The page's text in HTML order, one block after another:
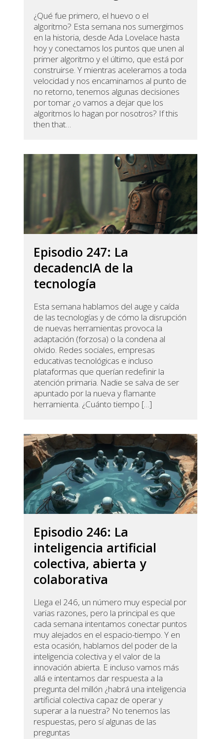
¿Qué fue primero, el huevo o el
algoritmo? Esta semana nos sumergimos
en la historia, desde Ada Lovelace hasta
hoy y conectamos los puntos que unen al
primer algoritmo y el último, que está por
construirse. Y mientras aceleramos a toda
velocidad y nos encaminamos al punto de
no retorno, tenemos algunas decisiones
por tomar ¿o vamos a dejar que los
algoritmos lo hagan por nosotros? If this
then that…
Episodio 247: La
decadencIA de la
tecnología
Esta semana hablamos del auge y caída
de las tecnologías y de cómo la disrupción
de nuevas herramientas provoca la
adaptación (forzosa) o la condena al
olvido. Redes sociales, empresas
educativas tecnológicas e incluso
plataformas que querían redefinir la
atención primaria. Nadie se salva de ser
apuntado por la nueva y flamante
herramienta. ¿Cuánto tiempo […]
Episodio 246: La
inteligencia artificial
colectiva, abierta y
colaborativa
Llega el 246, un número muy especial por
varias razones, pero la principal es que
cada semana intentamos conectar puntos
muy alejados en el espacio-tiempo. Y en
esta ocasión, hablamos del poder de la
inteligencia colectiva y el valor de la
innovación abierta. E incluso vamos más
allá e intentamos dar respuesta a la
pregunta del millón ¿habrá una inteligencia
artificial colectiva capaz de operar y
superar a la nuestra? No tenemos las
respuestas, pero sí algunas de las
preguntas